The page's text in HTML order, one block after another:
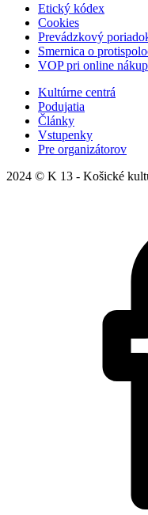
Etický kódex
Cookies
Prevádzkový
Smernica o
VOP pri online
Kultúrne centrá
Podujatia
Články
Vstupenky
Pre organizátorov
2024 © K 13 - Košické